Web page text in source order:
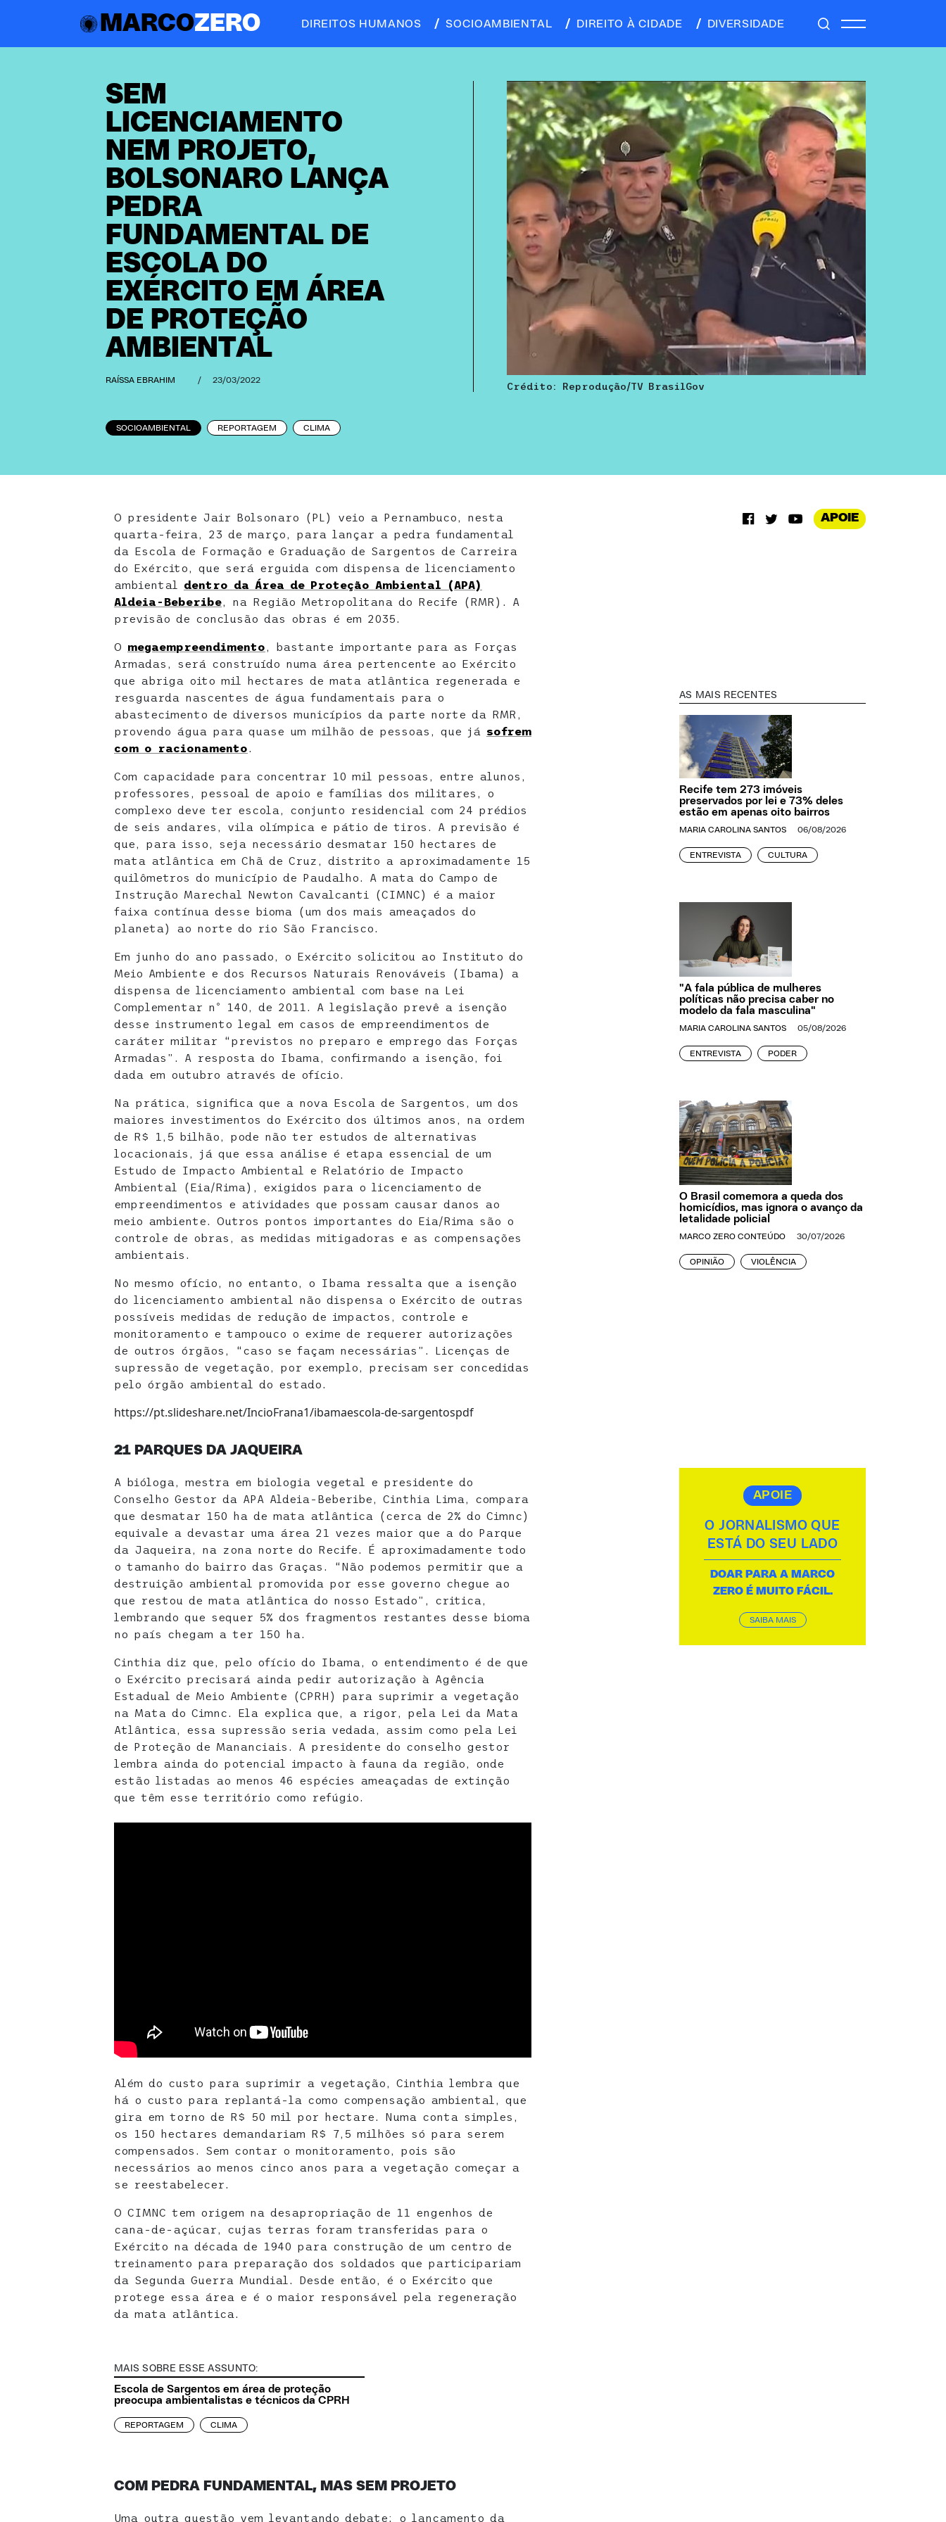
MARCOZERO DIREITOS HUMANOS SOCIOAMBIENTAL DIREITO À CIDADE DIVERSIDADE
SEM
LICENCIAMENTO
NEM PROJETO,
BOLSONARO LANÇA
PEDRA
FUNDAMENTAL DE
ESCOLA DO
EXÉRCITO EM ÁREA
DE PROTEÇÃO
AMBIENTAL
RAÍSSA EBRAHIM / 23/03/2022
SOCIOAMBIENTAL REPORTAGEM CLIMA
Crédito: Reprodução/TV BrasilGov
O presidente Jair Bolsonaro (PL) veio a Pernambuco, nesta
quarta-feira, 23 de março, para lançar a pedra fundamental
da Escola de Formação e Graduação de Sargentos de Carreira
do Exército, que será erguida com dispensa de licenciamento
ambiental dentro da Área de Proteção Ambiental (APA)
Aldeia-Beberibe, na Região Metropolitana do Recife (RMR). A
previsão de conclusão das obras é em 2035.
O megaempreendimento, bastante importante para as Forças
Armadas, será construído numa área pertencente ao Exército
que abriga oito mil hectares de mata atlântica regenerada e
resguarda nascentes de água fundamentais para o
abastecimento de diversos municípios da parte norte da RMR,
provendo água para quase um milhão de pessoas, que já sofrem
com o racionamento.
Com capacidade para concentrar 10 mil pessoas, entre alunos,
professores, pessoal de apoio e famílias dos militares, o
complexo deve ter escola, conjunto residencial com 24 prédios
de seis andares, vila olímpica e pátio de tiros. A previsão é
que, para isso, seja necessário desmatar 150 hectares de
mata atlântica em Chã de Cruz, distrito a aproximadamente 15
quilômetros do município de Paudalho. A mata do Campo de
Instrução Marechal Newton Cavalcanti (CIMNC) é a maior
faixa contínua desse bioma (um dos mais ameaçados do
planeta) ao norte do rio São Francisco.
Em junho do ano passado, o Exército solicitou ao Instituto do
Meio Ambiente e dos Recursos Naturais Renováveis (Ibama) a
dispensa de licenciamento ambiental com base na Lei
Complementar nº 140, de 2011. A legislação prevê a isenção
desse instrumento legal em casos de empreendimentos de
caráter militar “previstos no preparo e emprego das Forças
Armadas”. A resposta do Ibama, confirmando a isenção, foi
dada em outubro através de ofício.
Na prática, significa que a nova Escola de Sargentos, um dos
maiores investimentos do Exército dos últimos anos, na ordem
de R$ 1,5 bilhão, pode não ter estudos de alternativas
locacionais, já que essa análise é etapa essencial de um
Estudo de Impacto Ambiental e Relatório de Impacto
Ambiental (Eia/Rima), exigidos para o licenciamento de
empreendimentos e atividades que possam causar danos ao
meio ambiente. Outros pontos importantes do Eia/Rima são o
controle de obras, as medidas mitigadoras e as compensações
ambientais.
No mesmo ofício, no entanto, o Ibama ressalta que a isenção
do licenciamento ambiental não dispensa o Exército de outras
possíveis medidas de redução de impactos, controle e
monitoramento e tampouco o exime de requerer autorizações
de outros órgãos, “caso se façam necessárias”. Licenças de
supressão de vegetação, por exemplo, precisam ser concedidas
pelo órgão ambiental do estado.
https://pt.slideshare.net/IncioFrana1/ibamaescola-de-sargentospdf
21 PARQUES DA JAQUEIRA
A bióloga, mestra em biologia vegetal e presidente do
Conselho Gestor da APA Aldeia-Beberibe, Cinthia Lima, compara
que desmatar 150 ha de mata atlântica (cerca de 2% do Cimnc)
equivale a devastar uma área 21 vezes maior que a do Parque
da Jaqueira, na zona norte do Recife. É aproximadamente todo
o tamanho do bairro das Graças. “Não podemos permitir que a
destruição ambiental promovida por esse governo chegue ao
que restou de mata atlântica do nosso Estado”, critica,
lembrando que sequer 5% dos fragmentos restantes desse bioma
no país chegam a ter 150 ha.
Cinthia diz que, pelo ofício do Ibama, o entendimento é de que
o Exército precisará ainda pedir autorização à Agência
Estadual de Meio Ambiente (CPRH) para suprimir a vegetação
na Mata do Cimnc. Ela explica que, a rigor, pela Lei da Mata
Atlântica, essa supressão seria vedada, assim como pela Lei
de Proteção de Mananciais. A presidente do conselho gestor
lembra ainda do potencial impacto à fauna da região, onde
estão listadas ao menos 46 espécies ameaçadas de extinção
que têm esse território como refúgio.
Além do custo para suprimir a vegetação, Cinthia lembra que
há o custo para replantá-la como compensação ambiental, que
gira em torno de R$ 50 mil por hectare. Numa conta simples,
os 150 hectares demandariam R$ 7,5 milhões só para serem
compensados. Sem contar o monitoramento, pois são
necessários ao menos cinco anos para a vegetação começar a
se reestabelecer.
O CIMNC tem origem na desapropriação de 11 engenhos de
cana-de-açúcar, cujas terras foram transferidas para o
Exército na década de 1940 para construção de um centro de
treinamento para preparação dos soldados que participariam
da Segunda Guerra Mundial. Desde então, é o Exército que
protege essa área e é o maior responsável pela regeneração
da mata atlântica.
MAIS SOBRE ESSE ASSUNTO:
Escola de Sargentos em área de proteção
preocupa ambientalistas e técnicos da CPRH
REPORTAGEM CLIMA
COM PEDRA FUNDAMENTAL, MAS SEM PROJETO
Uma outra questão vem levantando debate: o lançamento da
APOIE
AS MAIS RECENTES
Recife tem 273 imóveis
preservados por lei e 73% deles
estão em apenas oito bairros
MARIA CAROLINA SANTOS 06/08/2026
ENTREVISTA CULTURA
"A fala pública de mulheres
políticas não precisa caber no
modelo da fala masculina"
MARIA CAROLINA SANTOS 05/08/2026
ENTREVISTA PODER
O Brasil comemora a queda dos
homicídios, mas ignora o avanço da
letalidade policial
MARCO ZERO CONTEÚDO 30/07/2026
OPINIÃO VIOLÊNCIA
APOIE
O JORNALISMO QUE
ESTÁ DO SEU LADO
DOAR PARA A MARCO
ZERO É MUITO FÁCIL.
SAIBA MAIS